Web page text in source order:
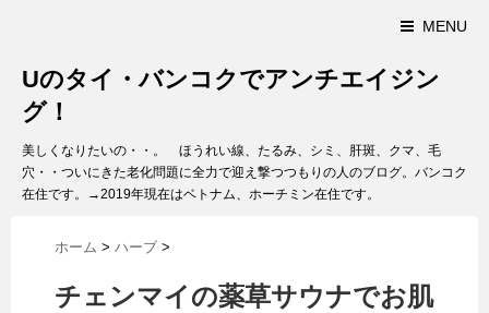
MENU
Uのタイ・バンコクでアンチエイジン
グ！
美しくなりたいの・・。 ほうれい線、たるみ、シミ、肝斑、クマ、毛
穴・・ついにきた老化問題に全力で迎え撃つつもりの人のブログ。バンコク
在住です。→2019年現在はベトナム、ホーチミン在住です。
ホーム > ハーブ >
チェンマイの薬草サウナでお肌